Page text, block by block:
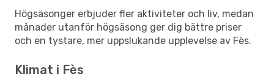
Högsäsonger erbjuder fler aktiviteter och liv, medan
månader utanför högsäsong ger dig bättre priser
och en tystare, mer uppslukande upplevelse av Fès.
Klimat i Fès